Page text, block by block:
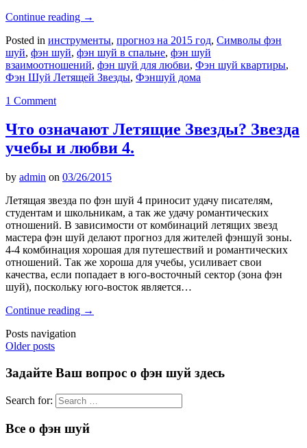
Continue reading →
Posted in инструменты, прогноз на 2015 год, Символы фэн
шуй, фэн шуй, фэн шуй в спальне, фэн шуй
взаимоотношений, фэн шуй для любви, Фэн шуй квартиры,
Фэн Шуй Летящей Звезды, Фэншуй дома
1 Comment
Что означают Летящие Звезды? Звезда
учебы и любви 4.
by admin on 03/26/2015
Летящая звезда по фэн шуй 4 приносит удачу писателям,
студентам и школьникам, а так же удачу романтических
отношений. В зависимости от комбинаций летящих звезд
мастера фэн шуй делают прогноз для жителей фэншуй зоны.
4-4 комбинация хорошая для путешествий и романтических
отношений. Так же хороша для учебы, усиливает свои
качества, если попадает в юго-восточный сектор (зона фэн
шуй), поскольку юго-восток является…
Continue reading →
Posts navigation
Older posts
Задайте Ваш вопрос о фэн шуй здесь
Search for:
Все о фэн шуй